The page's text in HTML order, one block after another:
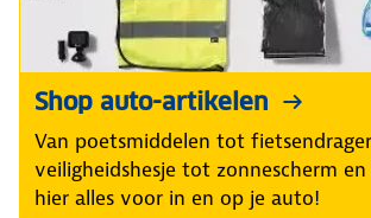
Shop auto-artikelen
Van poetsmiddelen tot
veiligheidshesje tot zonnescherm
hier alles voor in en op je auto!